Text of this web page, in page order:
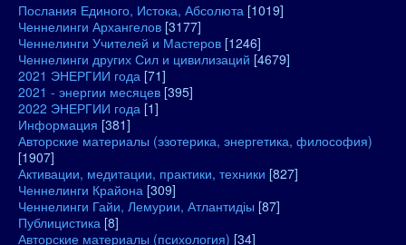
Послания Единого, Истока, Абсолюта [1019]
Ченнелинги Архангелов [3177]
Ченнелинги Учителей и Мастеров [1246]
Ченнелинги других Сил и цивилизаций [4679]
2021 ЭНЕРГИИ года [71]
2021 - энергии месяцев [395]
2022 ЭНЕРГИИ года [1]
Информация [381]
Авторские материалы (эзотерика, энергетика, философия)
[1907]
Активации, медитации, практики, техники [827]
Ченнелинги Крайона [309]
Ченнелинги Гайи, Лемурии, Атлантидіы [87]
Публицистика [8]
Авторские материалы (психология) [34]